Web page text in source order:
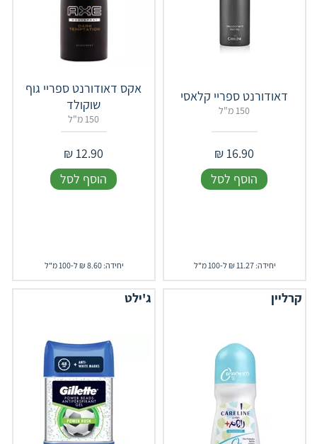
דאודורנט ספריי קלאסי
150 מ"ל
16.90
₪
הוסף לסל
יחידה: 11.27 ₪ ל-100 מ"ל
אקס דאודורנט ספריי גוף
שוקולד
150 מ"ל
12.90
₪
הוסף לסל
יחידה: 8.60 ₪ ל-100 מ"ל
קרליין ג'ילט